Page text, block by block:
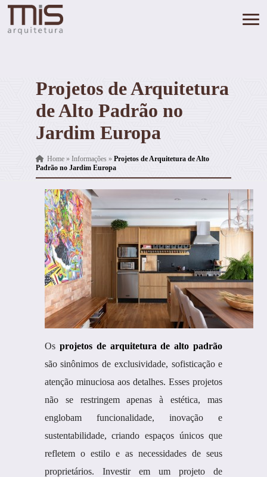
Projetos de Arquitetura
de Alto Padrão no
Jardim Europa
Home» Informações » Projetos de Arquitetura de Alto
Padrão no Jardim Europa
Os projetos de arquitetura de alto padrão
são sinônimos de exclusividade, sofisticação e
atenção minuciosa aos detalhes. Esses projetos
não se restringem apenas à estética, mas
englobam funcionalidade, inovação e
sustentabilidade, criando espaços únicos que
refletem o estilo e as necessidades de seus
proprietários. Investir em um projeto de